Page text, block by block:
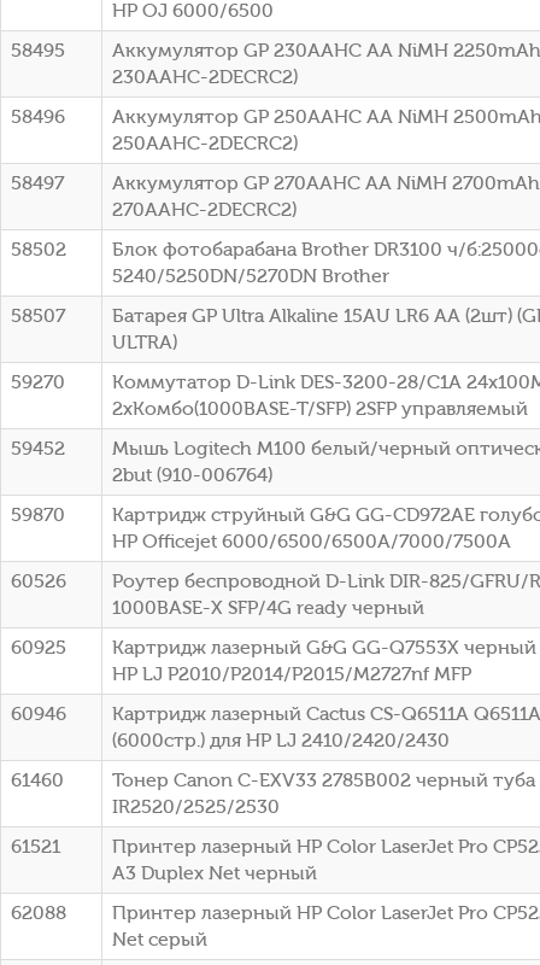
HP OJ 6000/6500
58495
Аккумулятор GP 230AAHC AA NiMH
230AAHC-2DECRC2)
58496
Аккумулятор GP 250AAHC AA NiMH
250AAHC-2DECRC2)
58497
Аккумулятор GP 270AAHC AA NiMH
270AAHC-2DECRC2)
58502
Блок фотобарабана Brother DR3100 ч/
5240/5250DN/5270DN Brother
58507
Батарея GP Ultra Alkaline 15AU LR6 AA (2шт)
ULTRA)
59270
Коммутатор D-Link DES-3200-28/C1A
2xКомбо(1000BASE-T/SFP) 2SFP управляемый
59452
Мышь Logitech M100 белый/черный
2but (910-006764)
59870
Картридж струйный G&G GG-CD972AE
HP Officejet 6000/6500/6500A/7000/7500A
60526
Роутер беспроводной D-Link DIR-825/GFRU/
1000BASE-X SFP/4G ready черный
60925
Картридж лазерный G&G GG-Q7553X черный
HP LJ P2010/P2014/P2015/M2727nf MFP
60946
Картридж лазерный Cactus CS-Q6511A
(6000стр.) для HP LJ 2410/2420/2430
61460
Тонер Canon C-EXV33 2785B002 черный
IR2520/2525/2530
61521
Принтер лазерный HP Color LaserJet Pro
A3 Duplex Net черный
62088
Принтер лазерный HP Color LaserJet Pro
Net серый